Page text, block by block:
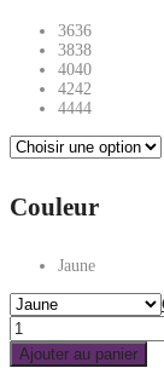
3636
3838
4040
4242
4444
Couleur
Jaune
Ajouter au panier